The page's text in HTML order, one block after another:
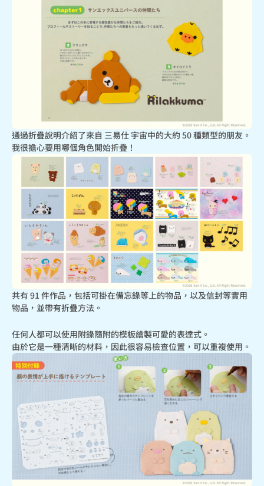
通過折疊說明介紹了來自 三易仕 宇宙中的大約 50 種類型的朋友。
我很擔心要用哪個角色開始折疊！
共有 91 件作品，包括可掛在備忘錄等上的物品，以及信封等實用
物品，並帶有折疊方法。
任何人都可以使用附錄隨附的模板繪製可愛的表達式。
由於它是一種清晰的材料，因此很容易檢查位置，可以重複使用。